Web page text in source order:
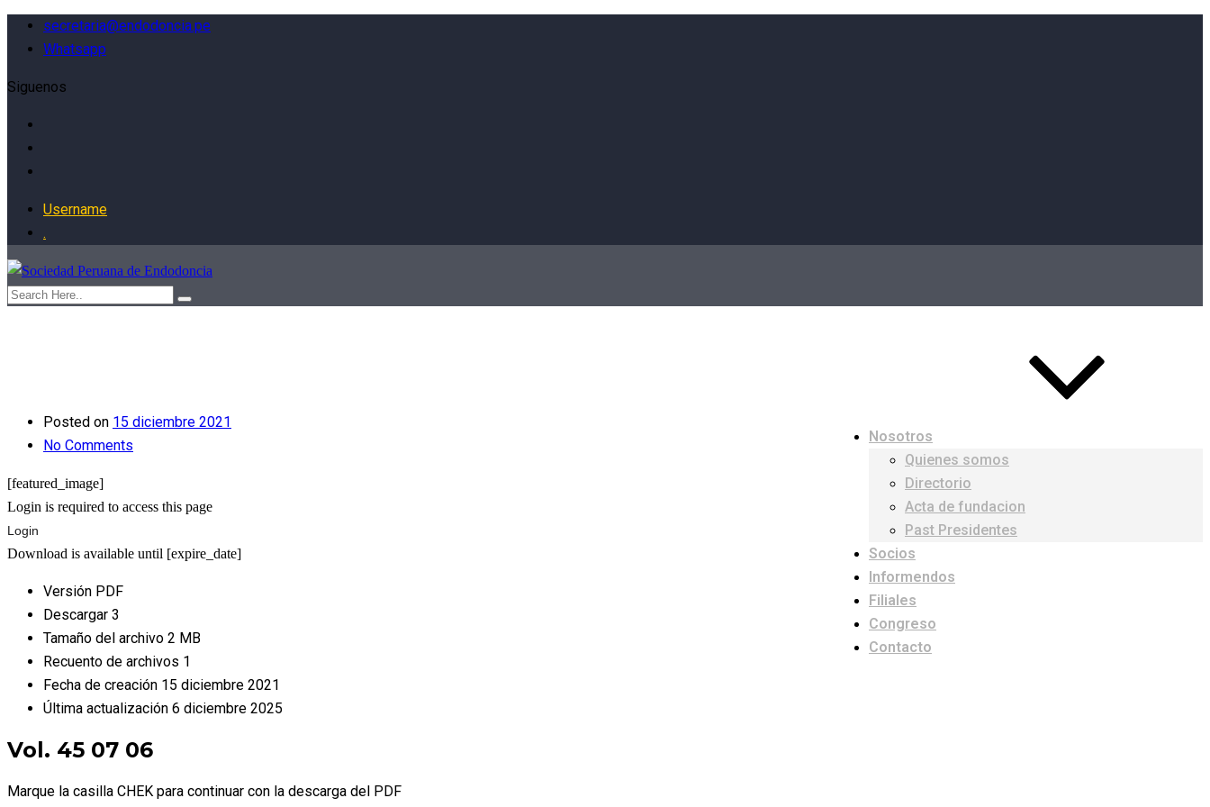
secretaria@endodoncia.pe
Whatsapp
Siguenos
Username
.
Nosotros
Quienes somos
Directorio
Acta de fundacion
Past Presidentes
Socios
Informendos
Filiales
Congreso
Contacto
Posted on 15 diciembre 2021
No Comments
[featured_image]
Login is required to access this page
Login
Download is available until [expire_date]
Versión PDF
Descargar 3
Tamaño del archivo 2 MB
Recuento de archivos 1
Fecha de creación 15 diciembre 2021
Última actualización 6 diciembre 2025
Vol. 45 07 06
Marque la casilla CHEK para continuar con la descarga del PDF